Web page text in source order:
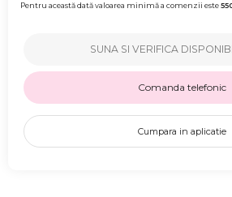
Pentru această dată valoarea minimă a comenzii este
SUNA SI VERIFICA
Comanda telefonic
Cumpara in aplicatie